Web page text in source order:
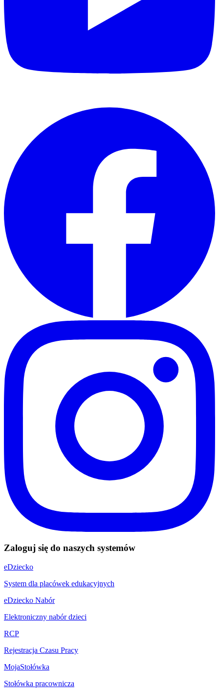
Zaloguj się do naszych systemów
eDziecko
System dla placówek edukacyjnych
eDziecko Nabór
Elektroniczny nabór dzieci
RCP
Rejestracja Czasu Pracy
MojaStołówka
Stołówka pracownicza